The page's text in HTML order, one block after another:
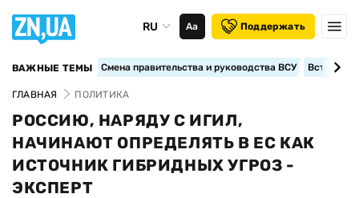
RU Аа Поддержать
ВАЖНЫЕ ТЕМЫ Смена правительства и руководства ВСУ
ГЛАВНАЯ ПОЛИТИКА
РОССИЮ, НАРЯДУ С ИГИЛ,
НАЧИНАЮТ ОПРЕДЕЛЯТЬ В ЕС КАК
ИСТОЧНИК ГИБРИДНЫХ УГРОЗ -
ЭКСПЕРТ